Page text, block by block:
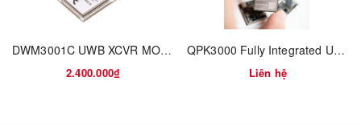
DWM3001C UWB XCVR MODULE
2.400.000₫
QPK3000 Fully Integrated UWB RTLS Module
Liên hệ